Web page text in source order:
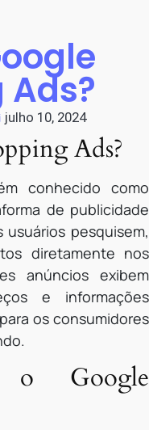
julho 10, 2024
Ads?
conhecido como
de publicidade
pesquisem,
diretamente nos
anúncios exibem
e informações
os consumidores
o Google